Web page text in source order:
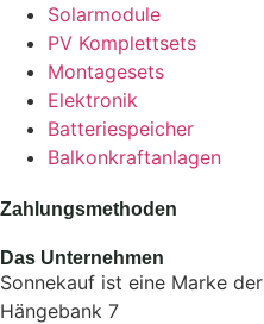
Solarmodule
PV Komplettsets
Montagesets
Elektronik
Batteriespeicher
Balkonkraftanlagen
Zahlungsmethoden
Das Unternehmen
Sonnekauf ist eine Marke der
Hängebank 7